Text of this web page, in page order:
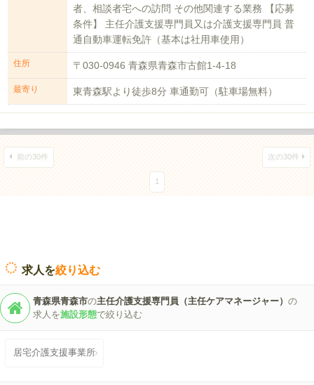
者、相談者宅への訪問 その他関連する業務 【応募
条件】 主任介護支援専門員又は介護支援専門員 普
通自動車運転免許（基本は社用車使用）
住所 〒030-0946 青森県青森市古館1-4-18
最寄り 東青森駅より徒歩8分 車通勤可（駐車場無料）
前の30件 次の30件
1
求人を絞り込む
青森県青森市の主任介護支援専門員（主任ケアマネージャー）の
求人を施設形態で絞り込む
居宅介護支援事業所